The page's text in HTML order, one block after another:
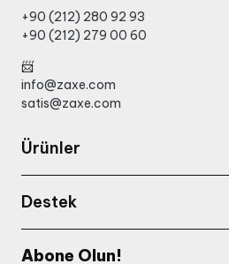
+90 (212) 280 92 93
+90 (212) 279 00 60
📨
info@zaxe.com
satis@zaxe.com
Ürünler
Destek
Abone Olun!